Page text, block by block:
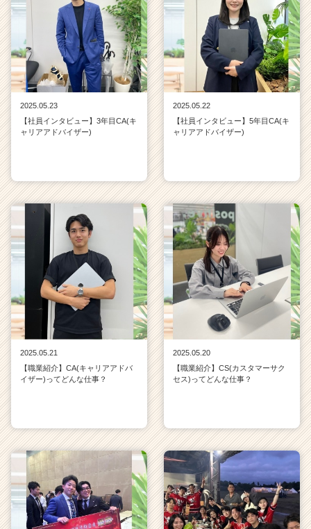
2025.05.23
【社員インタビュー】3年目CA(キ
ャリアアドバイザー)
2025.05.22
【社員インタビュー】5年目CA(キ
ャリアアドバイザー)
2025.05.21
【職業紹介】CA(キャリアアドバ
イザー)ってどんな仕事？
2025.05.20
【職業紹介】CS(カスタマーサク
セス)ってどんな仕事？